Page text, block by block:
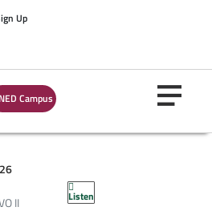
Up
Campus
II
Listen II